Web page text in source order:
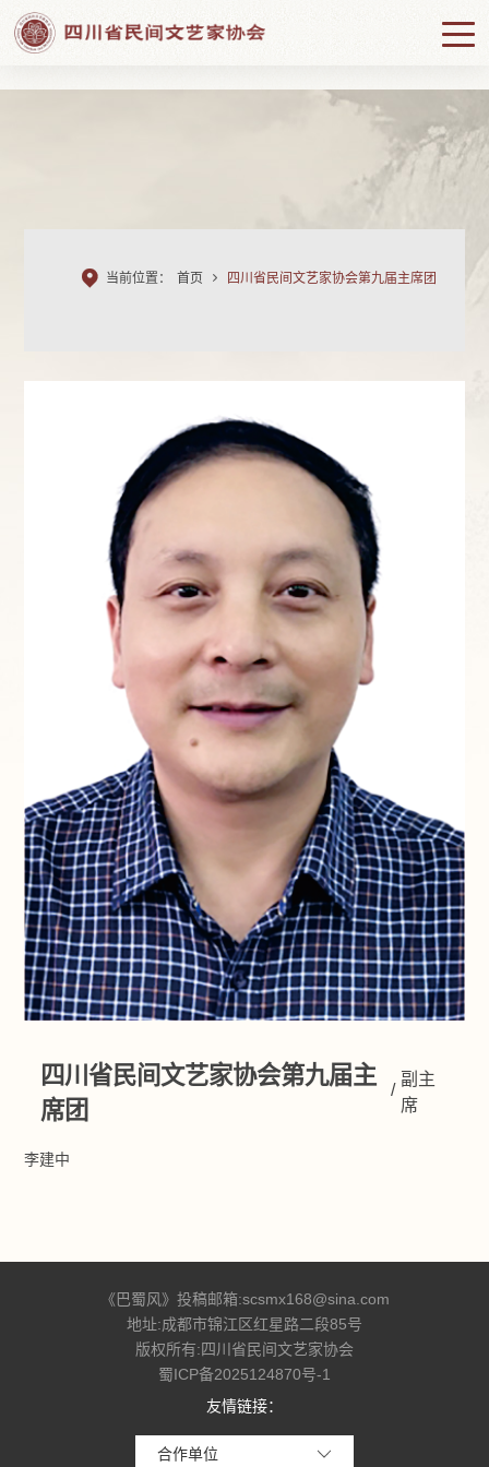
协会简介 协会章程
主席团成员
联系方式
 当前位置： 首页  四川省民间文艺家协会第九届主席团
 当前位置： 首页  四川省民间文艺家协会第九届主席团
四川省民间文艺家协会第九届主
席团
/
副主
席
李建中
《巴蜀风》投稿邮箱:scsmx168@sina.com
地址:成都市锦江区红星路二段85号
版权所有:四川省民间文艺家协会
蜀ICP备2025124870号-1
友情链接：
合作单位 